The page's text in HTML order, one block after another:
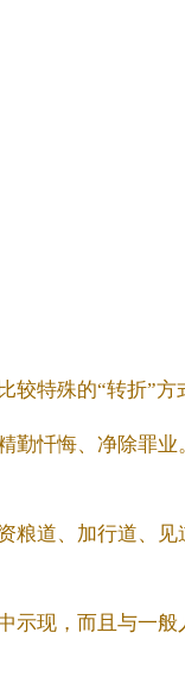
特殊的“转折”方
勤忏悔、净除罪业
道、加行道、见
示现，而且与一般